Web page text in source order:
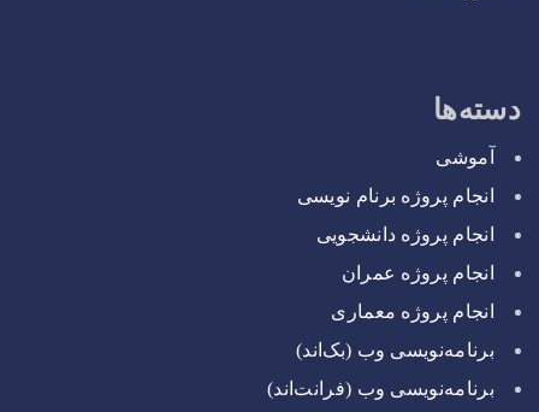
دسته‌ها
آموشی
انجام پروژه برنام نویسی
انجام پروژه دانشجویی
انجام پروژه عمران
انجام پروژه معماری
برنامه‌نویسی وب (بک‌اند)
برنامه‌نویسی وب (فرانت‌اند)